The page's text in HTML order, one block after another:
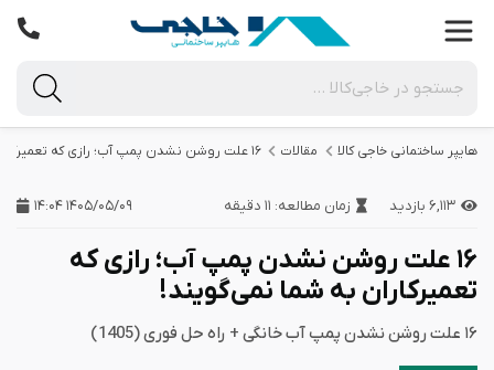
هایپر ساختمانی خاجی‌ کالا مقالات ۱۶ علت روشن نشدن پمپ آب؛ رازی که تعمیرکاران به شما نمی‌گویند!
۶,۱۱۳ بازدید زمان مطالعه: ۱۱ دقیقه ۱۴۰۵/۰۵/۰۹ ۱۴:۰۴
۱۶ علت روشن نشدن پمپ آب؛ رازی که
تعمیرکاران به شما نمی‌گویند!
۱۶ علت روشن نشدن پمپ آب خانگی + راه حل فوری (1405)